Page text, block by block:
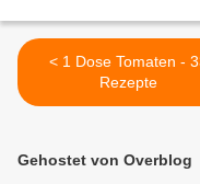
< 1 Dose Tomaten - 33
Rezepte
Gehostet von Overblog